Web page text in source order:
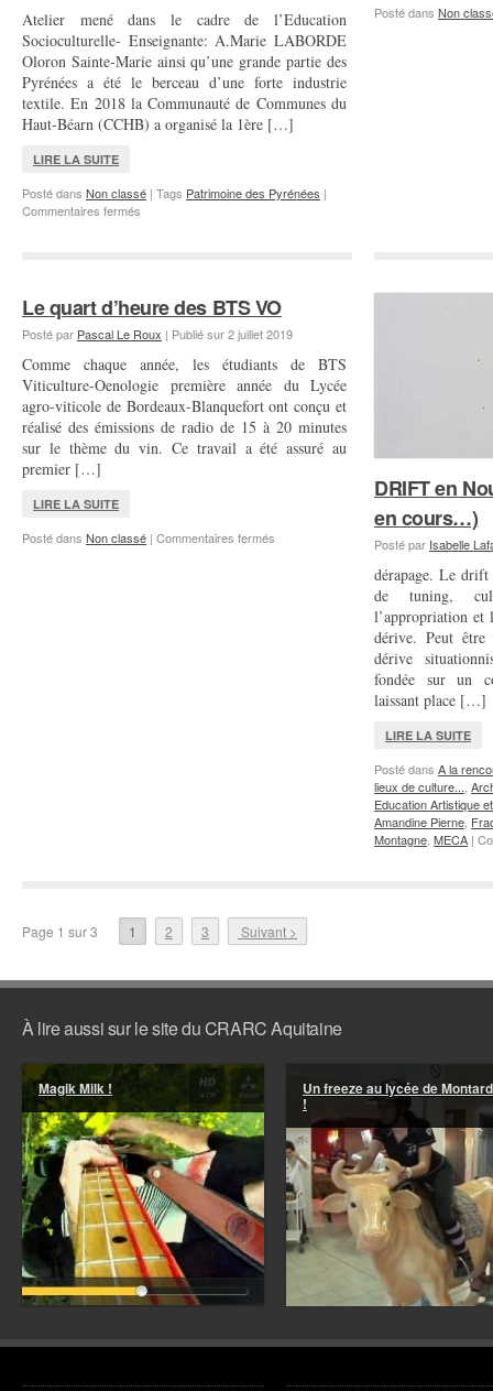
Atelier mené dans le cadre de l’Education
Socioculturelle- Enseignante: A.Marie LABORDE
Oloron Sainte-Marie ainsi qu’une grande partie des
Pyrénées a été le berceau d’une forte industrie
textile. En 2018 la Communauté de Communes du
Haut-Béarn (CCHB) a organisé la 1ère […]
LIRE LA SUITE
Posté dans Non classé | Tags Patrimoine des Pyrénées |
Commentaires fermés
Posté dans Non
Le quart d’heure des BTS VO
Posté par Pascal Le Roux | Publié sur2 juillet 2019
Comme chaque année, les étudiants de BTS
Viticulture-Oenologie première année du Lycée
agro-viticole de Bordeaux-Blanquefort ont conçu et
réalisé des émissions de radio de 15 à 20 minutes
sur le thème du vin. Ce travail a été assuré au
premier […]
LIRE LA SUITE
Posté dans Non classé | Commentaires fermés
DRIFT en
en cours…)
Posté par Isabelle
dérapage. Le drift
de tuning,
l’appropriation et
dérive. Peut être
dérive
fondée sur un
laissant place […]
LIRE LA SUITE
Posté dans A la
lieux de culture...,
Education Artistique
Amandine Pierne,
Montagne, MECA |
Page 1 sur 3 1 2 3 Suivant >
À lire aussi sur le site du CRARC Aquitaine
Magik Milk ! Un freeze au lycée de
!